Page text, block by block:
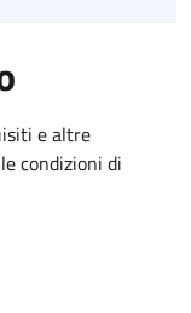
e altre
condizioni di